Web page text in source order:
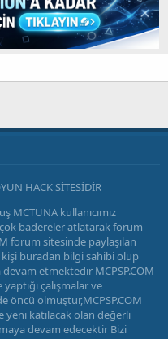
HACK SİTESİDİR
MCTUNA kullanıcımız
çok badereler atlatarak forum
forum sitesinde paylaşılan
buradan bilgi sahibi olup
etmektedir MCPSP.COM
çalışmalar ve
öncü olmuştur,MCPSP.COM
yeni katılacak olan değerli
devam edecektir Bizi